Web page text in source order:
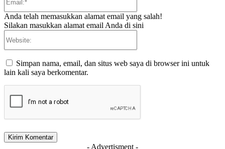
Anda telah memasukkan alamat email yang salah!
Silakan masukkan alamat email Anda di sini
Simpan nama, email, dan situs web saya di browser ini untuk
lain kali saya berkomentar.
- Advertisment -